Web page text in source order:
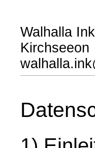
Walhalla
Kirchseeon